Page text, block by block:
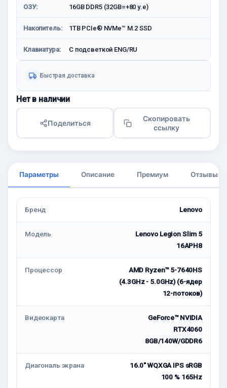
ОЗУ: 16GB DDR5 (32GB=+80 у.е)
Накопитель: 1TB PCIe® NVMe™ M.2 SSD
Клавиатура: С подсветкой ENG/RU
Быстрая доставка
Нет в наличии
Поделиться
Скопировать
ссылку
Параметры Описание Премиум Отзывы
Бренд Lenovo
Модель
Lenovo Legion Slim 5
16APH8
Процессор
AMD Ryzen™ 5-7640HS
(4.3GHz - 5.0GHz) (6-ядер
12-потоков)
Видеокарта
GeForce™ NVIDIA
RTX4060
8GB/140W/GDDR6
Диагональ экрана
16.0" WQXGA IPS sRGB
100 % 165Hz